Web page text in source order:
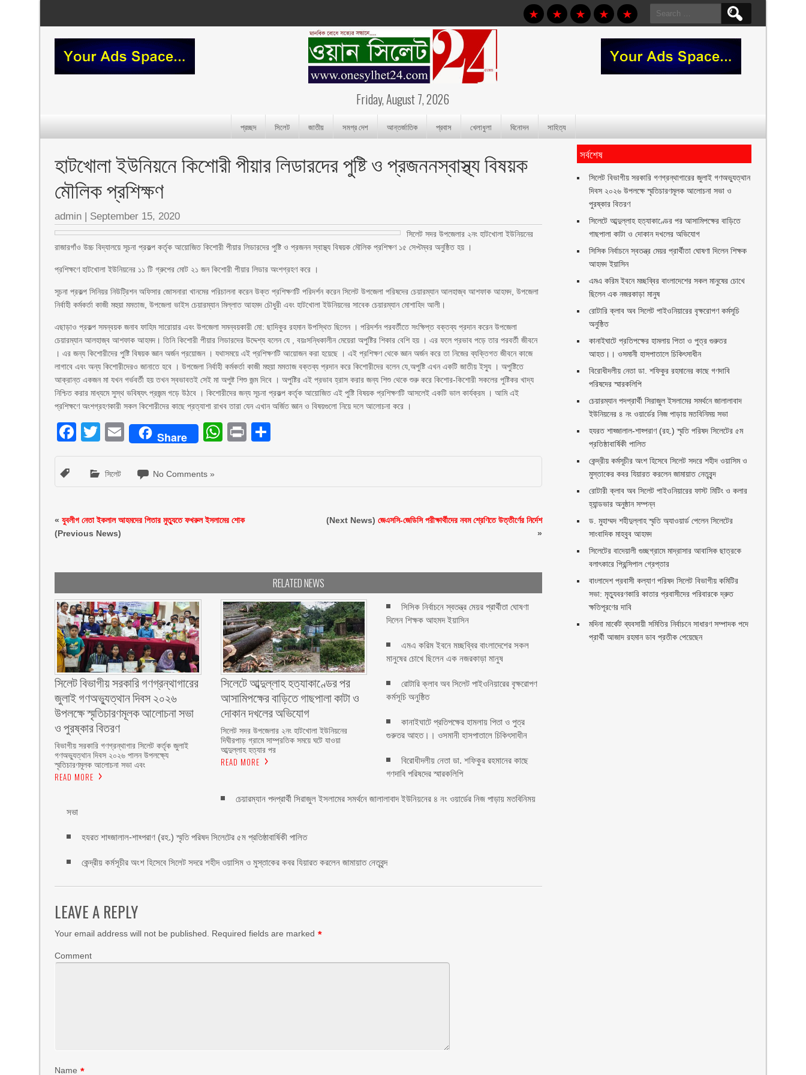
Search
for:
Friday, August 7, 2026
প্রচ্ছদ সিলেট জাতীয় সমগ্র দেশ আন্তর্জাতিক প্রবাস খেলাধুলা বিনোদন সাহিত্য
হাটখোলা ইউনিয়নে কিশোরী পীয়ার লিডারদের পুষ্টি ও প্রজননস্বাস্থ্য বিষয়ক
মৌলিক প্রশিক্ষণ
admin | September 15, 2020
সিলেট সদর উপজেলার ২নং হাটখোলা ইউনিয়নের
রাজারগাঁও উচ্চ বিদ্যালয়ে সূচনা প্রকল্প কর্তৃক আয়োজিত কিশোরী পীয়ার লিডারদের পুষ্টি ও প্রজনন স্বাস্থ্য বিষয়ক মৌলিক প্রশিক্ষণ ১৫ সেপ্টম্বর অনুষ্ঠিত হয় ।
প্রশিক্ষণে হাটখোলা ইউনিয়নের ১১ টি গ্রুপের মোট ২১ জন কিশোরী পীয়ার লিডার অংশগ্রহণ করে ।
সূচনা প্রকল্প সিনিয়র নিউট্রিশন অফিসার জোসনারা খানমের পরিচালনা করেন উক্ত প্রশিক্ষণটি পরিদর্শন করেন সিলেট উপজেলা পরিষদের চেয়ারম্যান আলহাজ্ব আশফাক আহমদ, উপজেলা
নির্বাহী কর্মকর্তা কাজী মহুয়া মমতাজ, উপজেলা ভাইস চেয়ারম্যান মিল্লাত আহমদ চৌধুরী এবং হাটখোলা ইউনিয়নের সাবেক চেয়ারম্যান মোশাহিদ আলী।
এছাড়াও প্রকল্প সমন্বয়ক জনাব ফাহিম সারোয়ার এবং উপজেলা সমন্বয়কারী মো: ছাদিকুর রহমান উপস্থিত ছিলেন । পরিদর্শন পরবর্তীতে সংক্ষিপ্ত বক্তব্য প্রদান করেন উপজেলা
চেয়ারম্যান আলহাজ্ব আশফাক আহমদ। তিনি কিশোরী পীয়ার লিডারদের উদ্দেশ্য বলেন যে , বয়ঃসন্ধিকালীন মেয়েরা অপুষ্টির শিকার বেশি হয় । এর ফলে প্রভাব পড়ে তার পরবর্তী জীবনে
। এর জন্য কিশোরীদের পুষ্টি বিষয়ক জ্ঞান অর্জন প্রয়োজন । যথাসময়ে এই প্রশিক্ষণটি আয়োজন করা হয়েছে । এই প্রশিক্ষণ থেকে জ্ঞান অর্জন করে তা নিজের ব্যক্তিগত জীবনে কাজে
লাগাবে এবং অন্য কিশোরীদেরও জানাতে হবে । উপজেলা নির্বাহী কর্মকর্তা কাজী মহুয়া মমতাজ বক্তব্য প্রদান করে কিশোরীদের বলেন যে,অপুষ্টি এখন একটি জাতীয় ইস্যু । অপুষ্টিতে
আক্রান্ত একজন মা যখন গর্ভবর্তী হয় তখন স্বভাবতই সেই মা অপুষ্ট শিশু জন্ম দিবে । অপুষ্টির এই প্রভাব হ্রাস করার জন্য শিশু থেকে শুরু করে কিশোর-কিশোরী সকলের পুষ্টিকর খাদ্য
নিশ্চিত করার মাধ্যমে সুস্থ ভবিষ্যৎ প্রজন্ম গড়ে উঠবে । কিশোরীদের জন্য সূচনা প্রকল্প কর্তৃক আয়োজিত এই পুষ্টি বিষয়ক প্রশিক্ষণটি আসলেই একটি ভাল কার্যক্রম । আমি এই
প্রশিক্ষণে অংশগ্রহণকারী সকল কিশোরীদের কাছে প্রত্যাশা রাখব তারা যেন এখান অর্জিত জ্ঞান ও বিষয়গুলো নিয়ে দলে আলোচনা করে ।
Facebook
Twitter
EmailShare WhatsApp
Print
সিলেট No Comments »
«যুবলীগ নেতা ইকলাল আহমদের পিতার মুত্যুতে ফখরুল ইসলামের শোক
(Previous News)
(Next News)জেএসসি-জেডিসি পরীক্ষার্থীদের নবম শ্রেণিতে উত্তীর্ণের নির্দেশ
»
RELATED NEWS
সিলেট বিভাগীয় সরকারি গণগ্রন্থাগারের
জুলাই গণঅভ্যুত্থান দিবস ২০২৬
উপলক্ষে স্মৃতিচারণমূলক আলোচনা সভা
ও পুরষ্কার বিতরণ ‎ ‎
বিভাগীয় সরকারি গণগ্রন্থাগার সিলেট কর্তৃক জুলাই
গণঅভ্যুত্থান দিবস ২০২৬ পালন উপলক্ষ্যে
স্মৃতিচারণমূলক আলোচনা সভা এবং
READ MORE
সিলেটে আব্দুল্লাহ হত্যাকাণ্ডের পর
আসামিপক্ষের বাড়িতে গাছপালা কাটা ও
দোকান দখলের অভিযোগ
সিলেট সদর উপজেলার ২নং হাটখোলা ইউনিয়নের
দিঘীরপাড় গ্রামে সাম্প্রতিক সময়ে ঘটে যাওয়া
আব্দুল্লাহ হত্যার পর
READ MORE
সিসিক নির্বাচনে স্বতন্ত্র মেয়র প্রার্থীতা ঘোষণা
দিলেন শিক্ষক আহমদ ইয়াসিন
এমএ করিম ইবনে মচ্ছব্বির বাংলাদেশের সকল
মানুষের চোখে ছিলেন এক নজরকাড়া মানুষ ‎
রোটারি ক্লাব অব সিলেট পাইওনিয়ারের বৃক্ষরোপণ
কর্মসূচি অনুষ্ঠিত
কানাইঘাটে প্রতিপক্ষের হামলায় পিতা ও পুত্র
গুরুতর আহত।। ওসমানী হাসপাতালে চিকিৎসাধীন
বিরোধীদলীয় নেতা ডা. শফিকুর রহমানের কাছে
গণদাবি পরিষদের স্মারকলিপি ‎
চেয়ারম্যান পদপ্রার্থী সিরাজুল ইসলামের সমর্থনে জালালাবাদ ইউনিয়নের ৪ নং ওয়ার্ডের নিজ পাড়ায় মতবিনিময়
সভা
হযরত শাহ্জালাল-শাহ্পরাণ (রহ.) স্মৃতি পরিষদ সিলেটের ৫ম প্রতিষ্ঠাবার্ষিকী পালিত ‎​
কেন্দ্রীয় কর্মসূচীর অংশ হিসেবে সিলেট সদরে শহীদ ওয়াসিম ও মুস্তাকের কবর যিয়ারত করলেন জামায়াত নেতৃবৃন্দ ‎
LEAVE A REPLY
Your email address will not be published. Required fields are marked *
Comment
Name *
সর্বশেষ
সিলেট বিভাগীয় সরকারি গণগ্রন্থাগারের জুলাই গণঅভ্যুত্থান
দিবস ২০২৬ উপলক্ষে স্মৃতিচারণমূলক আলোচনা সভা ও
পুরষ্কার বিতরণ ‎ ‎
সিলেটে আব্দুল্লাহ হত্যাকাণ্ডের পর আসামিপক্ষের বাড়িতে
গাছপালা কাটা ও দোকান দখলের অভিযোগ
সিসিক নির্বাচনে স্বতন্ত্র মেয়র প্রার্থীতা ঘোষণা দিলেন শিক্ষক
আহমদ ইয়াসিন
এমএ করিম ইবনে মচ্ছব্বির বাংলাদেশের সকল মানুষের চোখে
ছিলেন এক নজরকাড়া মানুষ ‎
রোটারি ক্লাব অব সিলেট পাইওনিয়ারের বৃক্ষরোপণ কর্মসূচি
অনুষ্ঠিত
কানাইঘাটে প্রতিপক্ষের হামলায় পিতা ও পুত্র গুরুতর
আহত।। ওসমানী হাসপাতালে চিকিৎসাধীন
বিরোধীদলীয় নেতা ডা. শফিকুর রহমানের কাছে গণদাবি
পরিষদের স্মারকলিপি ‎
চেয়ারম্যান পদপ্রার্থী সিরাজুল ইসলামের সমর্থনে জালালাবাদ
ইউনিয়নের ৪ নং ওয়ার্ডের নিজ পাড়ায় মতবিনিময় সভা
হযরত শাহ্জালাল-শাহ্পরাণ (রহ.) স্মৃতি পরিষদ সিলেটের ৫ম
প্রতিষ্ঠাবার্ষিকী পালিত ‎​
কেন্দ্রীয় কর্মসূচীর অংশ হিসেবে সিলেট সদরে শহীদ ওয়াসিম ও
মুস্তাকের কবর যিয়ারত করলেন জামায়াত নেতৃবৃন্দ ‎
রোটারী ক্লাব অব সিলেট পাইওনিয়ারের ফাস্ট মিটিং ও কলার
হ্যান্ডভার অনুষ্ঠান সম্পন্ন
ড. মুহাম্মদ শহীদুল্লাহ স্মৃতি অ্যাওয়ার্ড পেলেন সিলেটের
সাংবাদিক মাহবুব আহমদ
সিলেটের বাদেয়ালী গুচ্ছগ্রামে মাদ্রাসার আবাসিক ছাত্রকে
বলাৎকারে প্রিন্সিপাল গ্রেপ্তার ‎
বাংলাদেশ প্রবাসী কল্যাণ পরিষদ সিলেট বিভাগীয় কমিটির
সভা: মৃত্যুবরণকারি কাতার প্রবাসীদের পরিবারকে দ্রুত
ক্ষতিপূরণের দাবি
মদিনা মার্কেট ব্যবসায়ী সমিতির নির্বাচনে সাধারণ সম্পাদক পদে
প্রার্থী আজাদ রহমান ডাব প্রতীক পেয়েছেন ‎